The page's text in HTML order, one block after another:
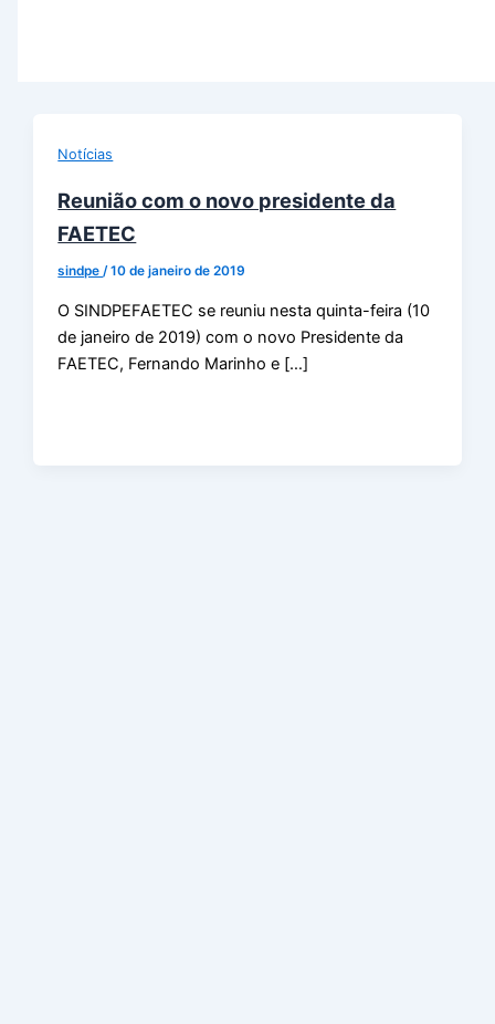
Notícias
Reunião com o novo presidente da
FAETEC
sindpe/10 de janeiro de 2019
O SINDPEFAETEC se reuniu nesta quinta-feira (10
de janeiro de 2019) com o novo Presidente da
FAETEC, Fernando Marinho e […]